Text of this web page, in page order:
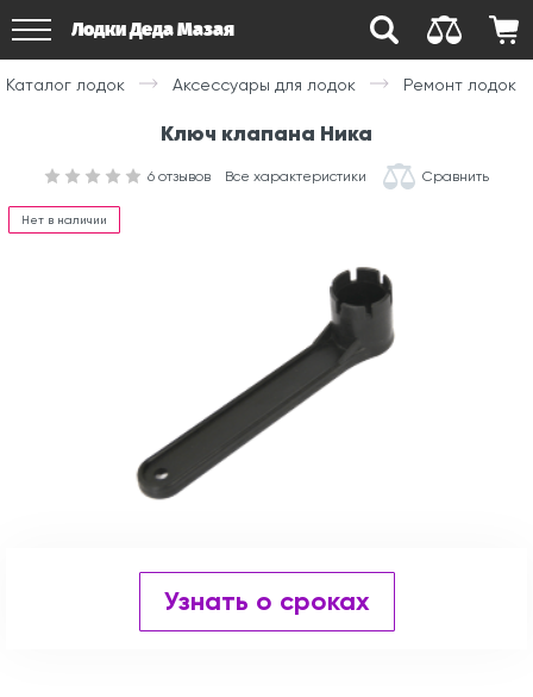
Лодки Деда Мазая
Каталог лодок Аксессуары для лодок Ремонт лодок
Ключ клапана Ника
6 отзывов Все характеристики Сравнить
Нет в наличии
Узнать о сроках